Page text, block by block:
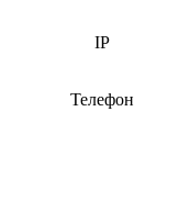
IP
Телефон